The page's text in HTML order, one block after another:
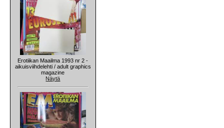
Erotiikan Maailma 1993 nr 2 -
aikuisviihdelehti / adult graphics
magazine
Näytä